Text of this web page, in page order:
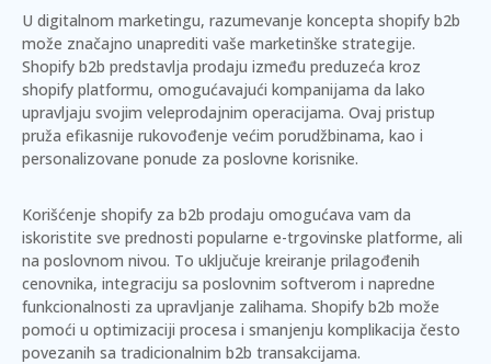
U digitalnom marketingu, razumevanje koncepta shopify b2b
može značajno unaprediti vaše marketinške strategije.
Shopify b2b predstavlja prodaju između preduzeća kroz
shopify platformu, omogućavajući kompanijama da lako
upravljaju svojim veleprodajnim operacijama. Ovaj pristup
pruža efikasnije rukovođenje većim porudžbinama, kao i
personalizovane ponude za poslovne korisnike.
Korišćenje shopify za b2b prodaju omogućava vam da
iskoristite sve prednosti popularne e-trgovinske platforme, ali
na poslovnom nivou. To uključuje kreiranje prilagođenih
cenovnika, integraciju sa poslovnim softverom i napredne
funkcionalnosti za upravljanje zalihama. Shopify b2b može
pomoći u optimizaciji procesa i smanjenju komplikacija često
povezanih sa tradicionalnim b2b transakcijama.